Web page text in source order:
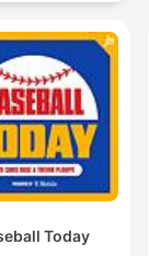
Today